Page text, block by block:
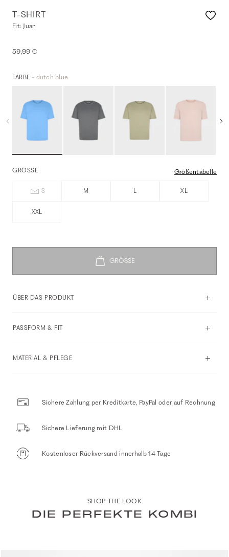
T-SHIRT
Fit: Juan
59,99 €
FARBE - dutch blue
GRÖSSE Größentabelle
S M L XL
XXL
ÜBER DAS PRODUKT
PASSFORM & FIT
MATERIAL & PFLEGE
Sichere Zahlung per Kreditkarte, PayPal oder auf Rechnung
Sichere Lieferung mit DHL
Kostenloser Rückversand innerhalb 14 Tage
SHOP THE LOOK
DIE PERFEKTE KOMBI